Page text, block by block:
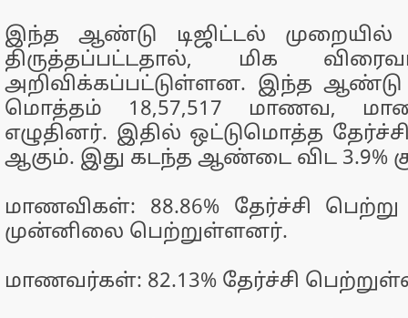
இந்த ஆண்டு டிஜிட்டல் முறையில்
திருத்தப்பட்டதால், மிக
அறிவிக்கப்பட்டுள்ளன. இந்த ஆண்டு
மொத்தம் 18,57,517 மாணவ,
எழுதினர். இதில் ஒட்டுமொத்த தேர்ச்சி
ஆகும். இது கடந்த ஆண்டை விட 3.9%
மாணவிகள்: 88.86% தேர்ச்சி
முன்னிலை பெற்றுள்ளனர்.
மாணவர்கள்: 82.13% தேர்ச்சி